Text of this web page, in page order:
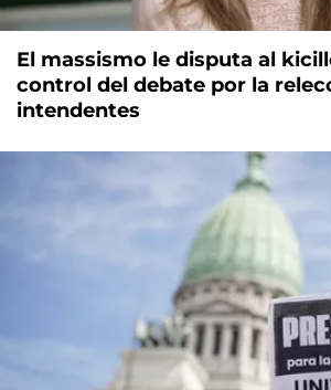
El massismo le disputa al
control del debate por la
intendentes